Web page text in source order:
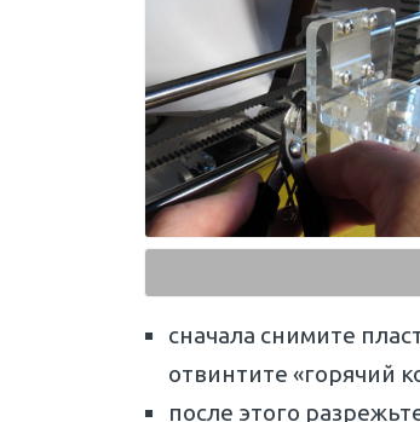
сначала снимите
отвинтите «горячий
после этого